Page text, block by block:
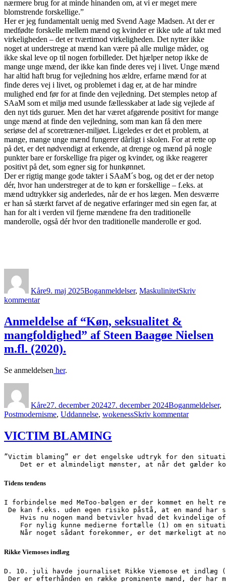
nærmere brug for at minde hinanden om, at vi er meget mere
blomstrende forskellige.”
Her er jeg fundamentalt uenig med Svend Aage Madsen. At der er
medfødte forskelle mellem mænd og kvinder er ikke ude af takt med
virkeligheden – det er tværtimod virkeligheden. Det nytter ikke
noget at understrege at mænd kan være på alle mulige måder, og
ikke skal leve op til nogen forbilleder. Det hjælper netop ikke de
mange unge mænd, der ikke kan finde deres vej i livet. Unge mænd
har altid haft brug for vejledning hos ældre, erfarne mænd for at
finde deres vej i livet, og problemet i dag er, at de har mindre
mulighed end før for at finde den vejledning. Det stemples netop af
SAaM som et miljø med usunde fællesskaber at lade sig vejlede af
den nyt tids guruer. Men det har været afgørende positivt for mange
unge mænd at finde den vejledning, som man kan få den mere
seriøse del af scoretræner-miljøet. Ligeledes er det et problem, at
mange, mange unge mænd fungerer dårligt i skolen. For at rette op
på det, er det nødvendigt at erkende, at drenge og mænd på nogle
punkter bare er forskellige fra piger og kvinder, og ikke reagerer
positivt på det, som egner sig for hunkønnet.
Der er rigtig mange gode takter i SAaM´s bog, og det er der netop
dér, hvor han understreger at de to køn er forskellige – f.eks. at
mænd udtrykker sig anderledes, når de er hos lægen. Men desværre
er han så stærkt farvet af de negative erfaringer med sin egen far, at
han for alt i verden vil fjerne mændene fra den traditionelle
manderolle, også dér hvor den traditionelle manderolle er god.
Kåre9. maj 2025Boganmeldelser, MaskulinitetSkriv
kommentartil
af
Svend
Aage
Madsen
(2025):
for
Anmeldelse af “Køn, seksualitet &
mangfoldighed” af Steen Baagøe Nielsen
m.fl. (2020).
Se anmeldelsen her.
Kåre27. december 202427. december 2024Boganmeldelser,
Postmodernisme, Uddannelse, wokenessSkriv kommentartil
&
Nielsen
m.fl.
(2020).
VICTIM BLAMING
”Victim blaming” er det engelske udtryk for den
Det er et almindeligt mønster, at når det gælder
Tidens tendens
I forbindelse med MeToo-bølgen er der kommet en
De kan f.eks. uden egen risiko påstå, at en mand
Hvis nu nogen mand betvivler hvad det kvindelige
For nylig kunne medierne fortælle (1) om en situation
Når noget sådant forekommer, er det mærkeligt at
Rikke Viemoses indlæg
D. 10. juli havde journaliset Rikke Viemose et indlæg
Der er efterhånden en række prominente mænd, der